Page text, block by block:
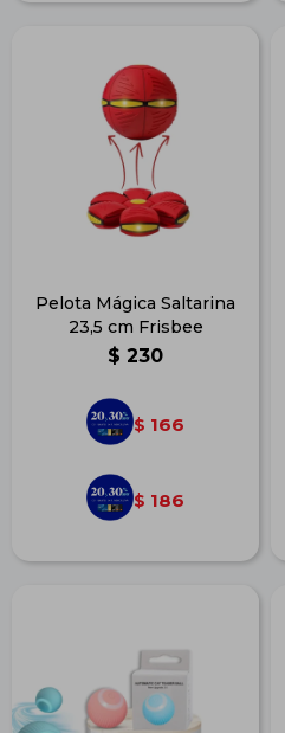
Pelota Mágica Saltarina
23,5 cm Frisbee
$ 230
$ 166
$ 186